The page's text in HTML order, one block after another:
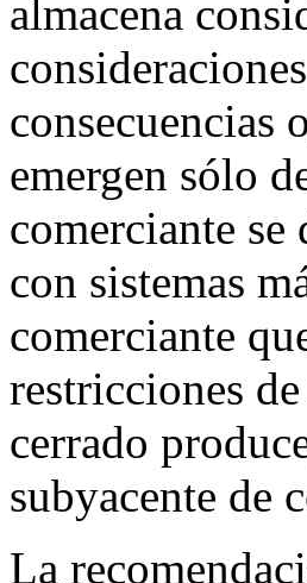
almacena
consecuencias
emergen sólo
comerciante
con sistemas
comerciante
restricciones
cerrado
subyacente de
La